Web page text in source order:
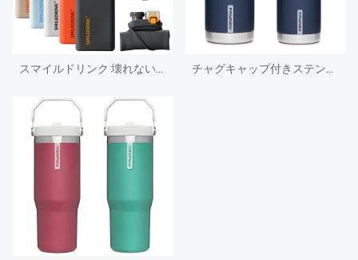
スマイルドリンク 壊れない折りたたみ式シリコンドリンクウェアカスタム折りたたみ式シリコンドリンクスポーツウォーターボトルストロー付き チャグキャップ付きステンレス真空断熱水筒